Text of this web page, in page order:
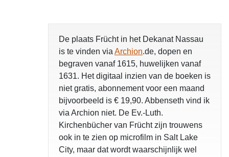
De plaats Frücht in het Dekanat Nassau
is te vinden via Archion.de, dopen en
begraven vanaf 1615, huwelijken vanaf
1631. Het digitaal inzien van de boeken is
niet gratis, abonnement voor een maand
bijvoorbeeld is € 19,90. Abbenseth vind ik
via Archion niet. De Ev.-Luth.
Kirchenbücher van Frücht zijn trouwens
ook in te zien op microfilm in Salt Lake
City, maar dat wordt waarschijnlijk wel